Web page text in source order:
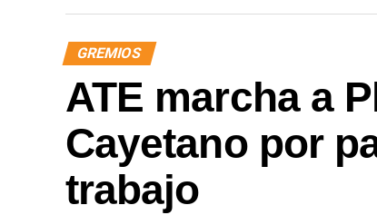
GREMIOS
ATE marcha a
Cayetano por
trabajo